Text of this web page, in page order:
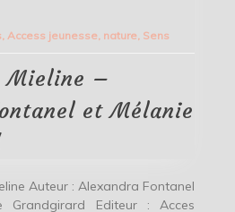
de
Fontanel
et
, Access jeunesse, nature, Sens
Mieline –
et Mélanie
Auteur : Alexandra Fontanel
Grandgirard Editeur : Acces